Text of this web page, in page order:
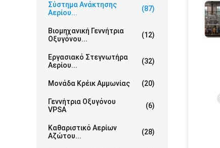
Σύστημα Ανάκτησης
Αερίου...
(87)
Βιομηχανική Γεννήτρια
Οξυγόνου...
(12)
Εργασιακό Στεγνωτήρα
Αερίου...
(32)
Μονάδα Κρέικ Αμμωνίας (20)
Γεννήτρια Οξυγόνου
VPSA
(6)
Καθαριστικό Αερίων
Αζώτου...
(28)